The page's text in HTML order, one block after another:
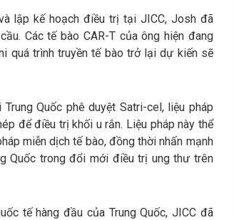
lập kế hoạch điều trị tại JICC, Josh đã
Các tế bào CAR-T của ông hiện đang
quá trình truyền tế bào trở lại dự kiến sẽ
Quốc phê duyệt Satri-cel, liệu pháp
để điều trị khối u rắn. Liệu pháp này thể
miễn dịch tế bào, đồng thời nhấn mạnh
Quốc trong đổi mới điều trị ung thư trên
tế hàng đầu của Trung Quốc, JICC đã